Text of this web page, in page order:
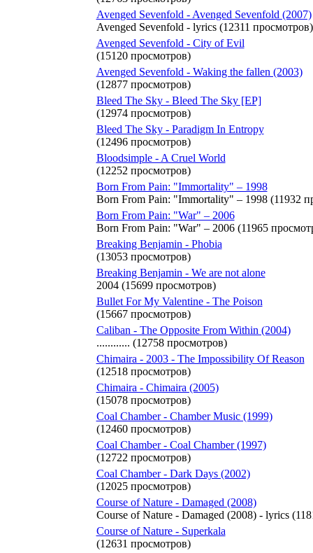
Avenged Sevenfold - Avenged Sevenfold (2007)
Avenged Sevenfold - lyrics (12311 просмотров)
Avenged Sevenfold - City of Evil
(15120 просмотров)
Avenged Sevenfold - Waking the fallen (2003)
(12877 просмотров)
Bleed The Sky - Bleed The Sky [EP]
(12974 просмотров)
Bleed The Sky - Paradigm In Entropy
(12496 просмотров)
Bloodsimple - A Cruel World
(12252 просмотров)
Born From Pain: "Immortality" – 1998
Born From Pain: "Immortality" – 1998 (11932
Born From Pain: "War" – 2006
Born From Pain: "War" – 2006 (11965
Breaking Benjamin - Phobia
(13053 просмотров)
Breaking Benjamin - We are not alone
2004 (15699 просмотров)
Bullet For My Valentine - The Poison
(15667 просмотров)
Caliban - The Opposite From Within (2004)
............ (12758 просмотров)
Chimaira - 2003 - The Impossibility Of Reason
(12518 просмотров)
Chimaira - Chimaira (2005)
(15078 просмотров)
Coal Chamber - Chamber Music (1999)
(12460 просмотров)
Coal Chamber - Coal Chamber (1997)
(12722 просмотров)
Coal Chamber - Dark Days (2002)
(12025 просмотров)
Course of Nature - Damaged (2008)
Course of Nature - Damaged (2008) - lyrics
Course of Nature - Superkala
(12631 просмотров)